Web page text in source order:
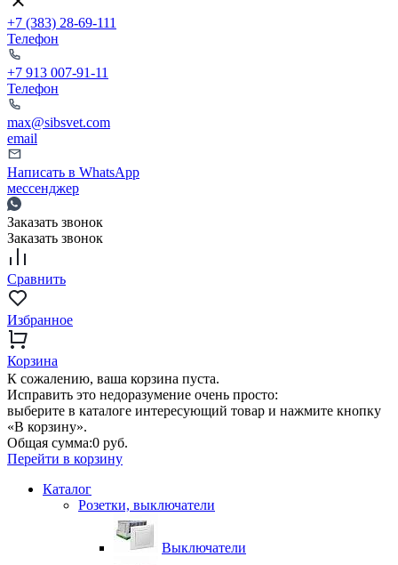
+7 (383) 28-69-111
Телефон
+7 913 007-91-11
Телефон
max@sibsvet.com
email
Написать в WhatsApp
мессенджер
Заказать звонок
Заказать звонок
Сравнить
Избранное
Корзина
К сожалению, ваша корзина пуста.
Исправить это недоразумение очень просто:
выберите в каталоге интересующий товар и нажмите кнопку
«В корзину».
Общая сумма:0 руб.
Перейти в корзину
Каталог
Розетки, выключатели
Выключатели